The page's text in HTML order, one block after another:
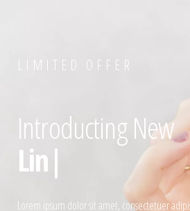
LIMITED OFFER
Introducting New
Line
Lorem ipsum dolor sit amet, consectetuer